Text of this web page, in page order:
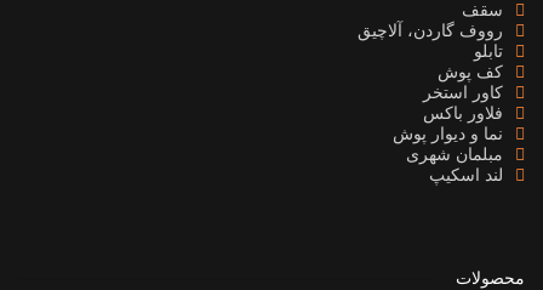
سقف
رووف گاردن، آلاچیق
تابلو
کف پوش
کاور استخر
فلاور باکس
نما و دیوار پوش
مبلمان شهری
لند اسکیپ
محصولات